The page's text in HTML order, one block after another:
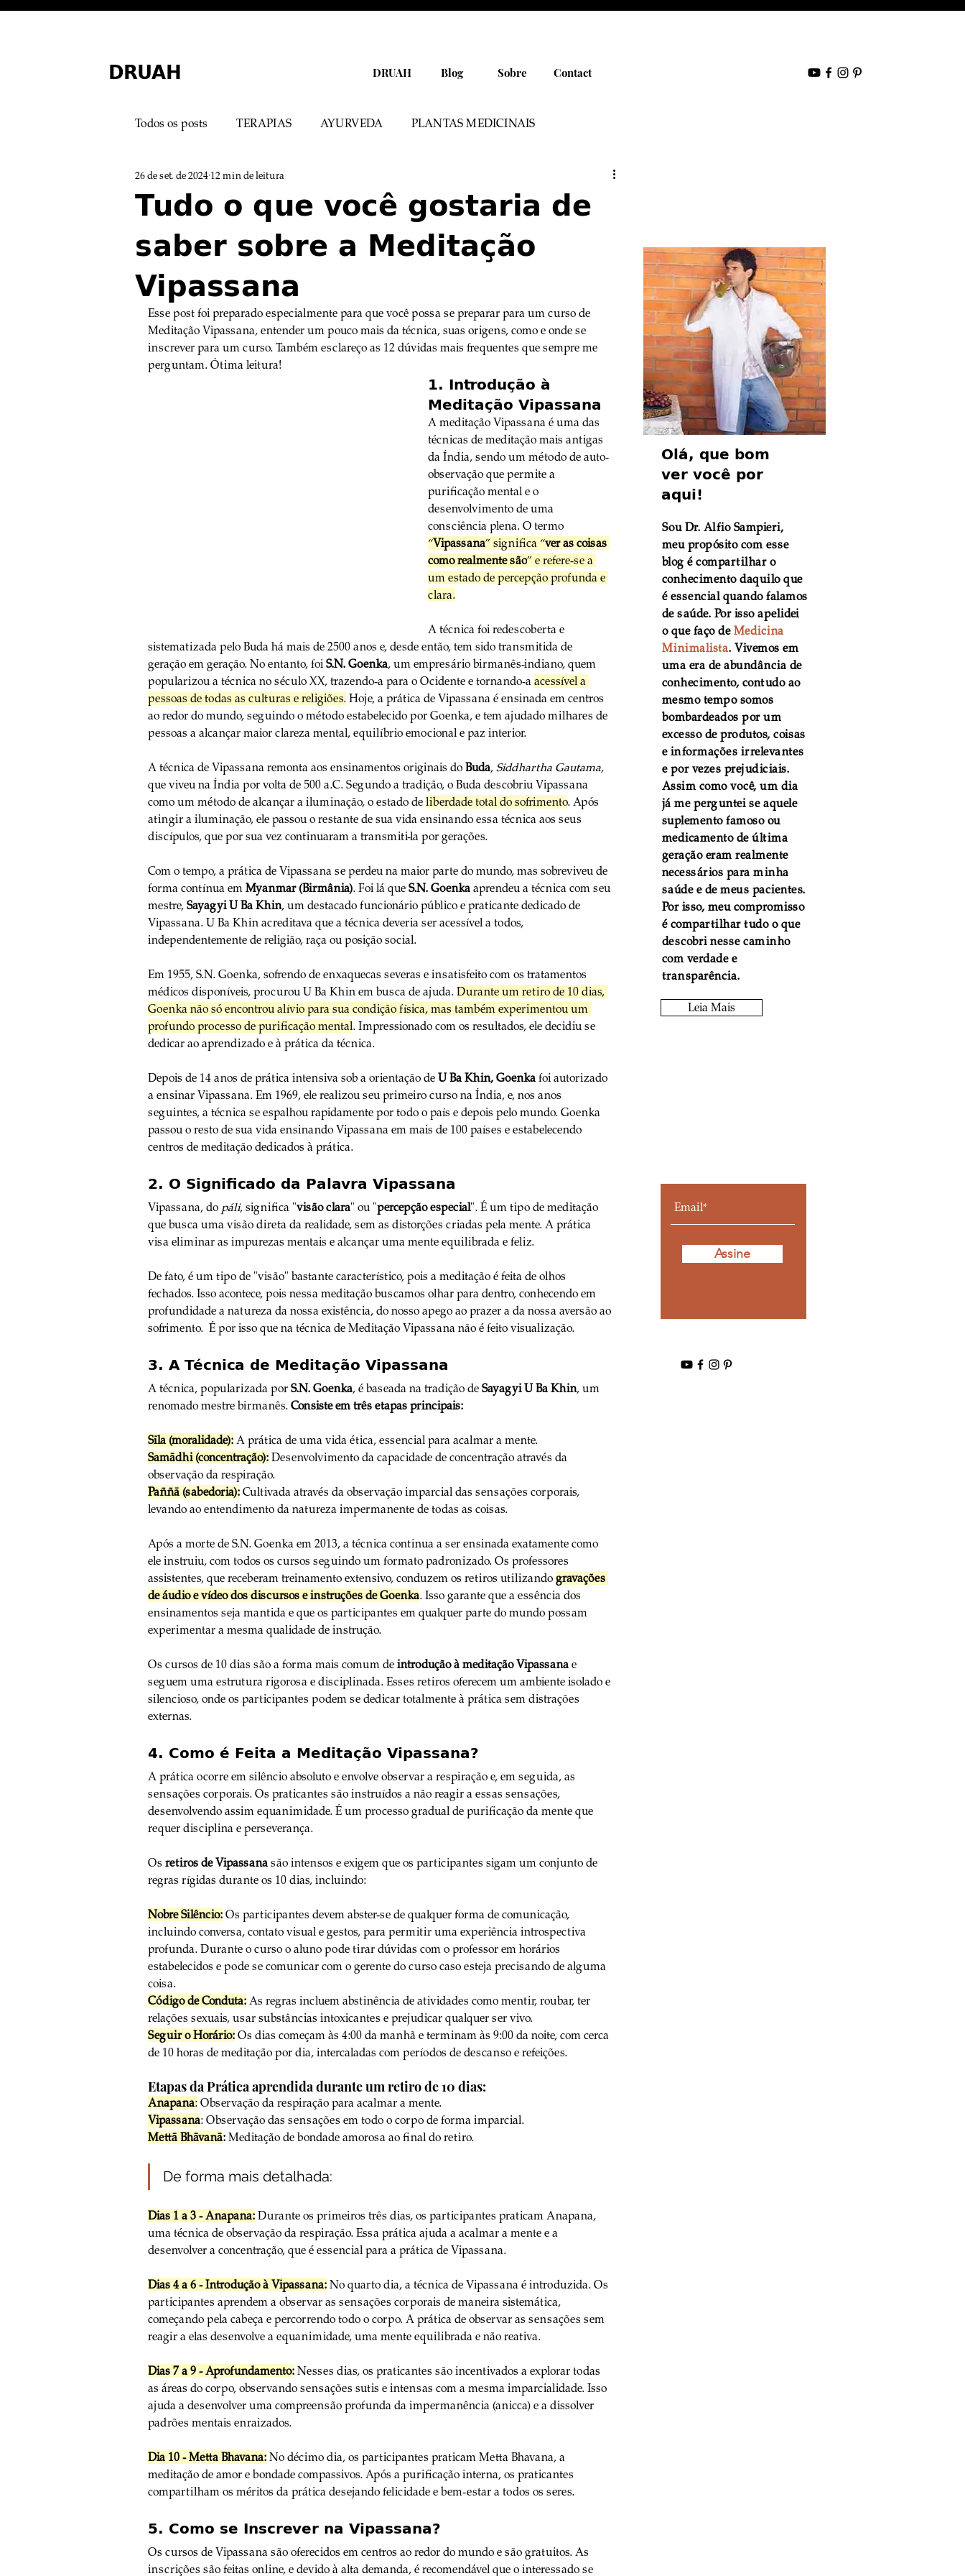
DRUAH DRUAH Blog Sobre Contact
Todos os posts TERAPIAS AYURVEDA PLANTAS MEDICINAIS
MEDICINA MINIMALISTA
Mistérios Médicos Mentalidade Saúde Especiarias
Tudo o que você gostaria de
saber sobre a Meditação
Vipassana
26 de set. de 2024 12 min de leitura
Esse post foi preparado especialmente para que você possa se preparar para um curso de
Meditação Vipassana, entender um pouco mais da técnica, suas origens, como e onde se
inscrever para um curso. Também esclareço as 12 dúvidas mais frequentes que sempre me
perguntam. Ótima leitura!
1. Introdução à
Meditação Vipassana
A meditação Vipassana é uma das
técnicas de meditação mais antigas
da Índia, sendo um método de auto-
observação que permite a
purificação mental e o
desenvolvimento de uma
consciência plena. O termo
“Vipassana” significa “ver as coisas
como realmente são” e refere-se a
um estado de percepção profunda e
clara.
A técnica foi redescoberta e
sistematizada pelo Buda há mais de 2500 anos e, desde então, tem sido transmitida de
geração em geração. No entanto, foi S.N. Goenka, um empresário birmanês-indiano, quem
popularizou a técnica no século XX, trazendo-a para o Ocidente e tornando-a acessível a
pessoas de todas as culturas e religiões. Hoje, a prática de Vipassana é ensinada em centros
ao redor do mundo, seguindo o método estabelecido por Goenka, e tem ajudado milhares de
pessoas a alcançar maior clareza mental, equilíbrio emocional e paz interior.
A técnica de Vipassana remonta aos ensinamentos originais do Buda, Siddhartha Gautama,
que viveu na Índia por volta de 500 a.C. Segundo a tradição, o Buda descobriu Vipassana
como um método de alcançar a iluminação, o estado de liberdade total do sofrimento. Após
atingir a iluminação, ele passou o restante de sua vida ensinando essa técnica aos seus
discípulos, que por sua vez continuaram a transmiti-la por gerações.
Com o tempo, a prática de Vipassana se perdeu na maior parte do mundo, mas sobreviveu de
forma contínua em Myanmar (Birmânia). Foi lá que S.N. Goenka aprendeu a técnica com seu
mestre, Sayagyi U Ba Khin, um destacado funcionário público e praticante dedicado de
Vipassana. U Ba Khin acreditava que a técnica deveria ser acessível a todos,
independentemente de religião, raça ou posição social.
Em 1955, S.N. Goenka, sofrendo de enxaquecas severas e insatisfeito com os tratamentos
médicos disponíveis, procurou U Ba Khin em busca de ajuda. Durante um retiro de 10 dias,
Goenka não só encontrou alívio para sua condição física, mas também experimentou um
profundo processo de purificação mental. Impressionado com os resultados, ele decidiu se
dedicar ao aprendizado e à prática da técnica.
Depois de 14 anos de prática intensiva sob a orientação de U Ba Khin, Goenka foi autorizado
a ensinar Vipassana. Em 1969, ele realizou seu primeiro curso na Índia, e, nos anos
seguintes, a técnica se espalhou rapidamente por todo o país e depois pelo mundo. Goenka
passou o resto de sua vida ensinando Vipassana em mais de 100 países e estabelecendo
centros de meditação dedicados à prática.
2. O Significado da Palavra Vipassana
Vipassana, do páli, significa "visão clara" ou "percepção especial". É um tipo de meditação
que busca uma visão direta da realidade, sem as distorções criadas pela mente. A prática
visa eliminar as impurezas mentais e alcançar uma mente equilibrada e feliz.
De fato, é um tipo de "visão" bastante característico, pois a meditação é feita de olhos
fechados. Isso acontece, pois nessa meditação buscamos olhar para dentro, conhecendo em
profundidade a natureza da nossa existência, do nosso apego ao prazer a da nossa aversão ao
sofrimento.  É por isso que na técnica de Meditação Vipassana não é feito visualização.
3. A Técnica de Meditação Vipassana
A técnica, popularizada por S.N. Goenka, é baseada na tradição de Sayagyi U Ba Khin, um
renomado mestre birmanês. Consiste em três etapas principais:
Sīla (moralidade): A prática de uma vida ética, essencial para acalmar a mente.
Samādhi (concentração): Desenvolvimento da capacidade de concentração através da
observação da respiração.
Paññā (sabedoria): Cultivada através da observação imparcial das sensações corporais,
levando ao entendimento da natureza impermanente de todas as coisas.
Após a morte de S.N. Goenka em 2013, a técnica continua a ser ensinada exatamente como
ele instruiu, com todos os cursos seguindo um formato padronizado. Os professores
assistentes, que receberam treinamento extensivo, conduzem os retiros utilizando gravações
de áudio e vídeo dos discursos e instruções de Goenka. Isso garante que a essência dos
ensinamentos seja mantida e que os participantes em qualquer parte do mundo possam
experimentar a mesma qualidade de instrução.
Os cursos de 10 dias são a forma mais comum de introdução à meditação Vipassana e
seguem uma estrutura rigorosa e disciplinada. Esses retiros oferecem um ambiente isolado e
silencioso, onde os participantes podem se dedicar totalmente à prática sem distrações
externas.
4. Como é Feita a Meditação Vipassana?
A prática ocorre em silêncio absoluto e envolve observar a respiração e, em seguida, as
sensações corporais. Os praticantes são instruídos a não reagir a essas sensações,
desenvolvendo assim equanimidade. É um processo gradual de purificação da mente que
requer disciplina e perseverança.
Os retiros de Vipassana são intensos e exigem que os participantes sigam um conjunto de
regras rígidas durante os 10 dias, incluindo:
Nobre Silêncio: Os participantes devem abster-se de qualquer forma de comunicação,
incluindo conversa, contato visual e gestos, para permitir uma experiência introspectiva
profunda. Durante o curso o aluno pode tirar dúvidas com o professor em horários
estabelecidos e pode se comunicar com o gerente do curso caso esteja precisando de alguma
coisa.
Código de Conduta: As regras incluem abstinência de atividades como mentir, roubar, ter
relações sexuais, usar substâncias intoxicantes e prejudicar qualquer ser vivo.
Seguir o Horário: Os dias começam às 4:00 da manhã e terminam às 9:00 da noite, com cerca
de 10 horas de meditação por dia, intercaladas com períodos de descanso e refeições.
Etapas da Prática aprendida durante um retiro de 10 dias:
Anapana: Observação da respiração para acalmar a mente.
Vipassana: Observação das sensações em todo o corpo de forma imparcial.
Mettā Bhāvanā: Meditação de bondade amorosa ao final do retiro.
De forma mais detalhada:
Dias 1 a 3 - Anapana: Durante os primeiros três dias, os participantes praticam Anapana,
uma técnica de observação da respiração. Essa prática ajuda a acalmar a mente e a
desenvolver a concentração, que é essencial para a prática de Vipassana.
Dias 4 a 6 - Introdução à Vipassana: No quarto dia, a técnica de Vipassana é introduzida. Os
participantes aprendem a observar as sensações corporais de maneira sistemática,
começando pela cabeça e percorrendo todo o corpo. A prática de observar as sensações sem
reagir a elas desenvolve a equanimidade, uma mente equilibrada e não reativa.
Dias 7 a 9 - Aprofundamento: Nesses dias, os praticantes são incentivados a explorar todas
as áreas do corpo, observando sensações sutis e intensas com a mesma imparcialidade. Isso
ajuda a desenvolver uma compreensão profunda da impermanência (anicca) e a dissolver
padrões mentais enraizados.
Dia 10 - Metta Bhavana: No décimo dia, os participantes praticam Metta Bhavana, a
meditação de amor e bondade compassivos. Após a purificação interna, os praticantes
compartilham os méritos da prática desejando felicidade e bem-estar a todos os seres.
5. Como se Inscrever na Vipassana?
Os cursos de Vipassana são oferecidos em centros ao redor do mundo e são gratuitos. As
inscrições são feitas online, e devido à alta demanda, é recomendável que o interessado se
Olá, que bom
ver você por
aqui!
Sou Dr. Alfio Sampieri,
meu propósito com esse
blog é compartilhar o
conhecimento daquilo que
é essencial quando falamos
de saúde. Por isso apelidei
o que faço de Medicina
Minimalista. Vivemos em
uma era de abundância de
conhecimento, contudo ao
mesmo tempo somos
bombardeados por um
excesso de produtos, coisas
e informações irrelevantes
e por vezes prejudiciais.
Assim como você, um dia
já me perguntei se aquele
suplemento famoso ou
medicamento de última
geração eram realmente
necessários para minha
saúde e de meus pacientes.
Por isso, meu compromisso
é compartilhar tudo o que
descobri nesse caminho
com verdade e
transparência.
Leia Mais
Assine